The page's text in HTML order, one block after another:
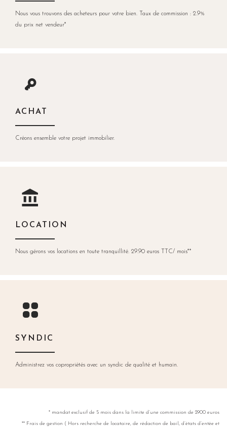
Nous vous trouvons des acheteurs pour votre bien. Taux de commission : 2.9%
du prix net vendeur*
ACHAT
Créons ensemble votre projet immobilier.
LOCATION
Nous gérons vos locations en toute tranquillité. 29.90 euros TTC/ mois**
SYNDIC
Administrez vos copropriétés avec un syndic de qualité et humain.
* mandat exclusif de 5 mois dans la limite d’une commission de 2900 euros
** Frais de gestion ( Hors recherche de locataire, de rédaction de bail, d’états d’entée et